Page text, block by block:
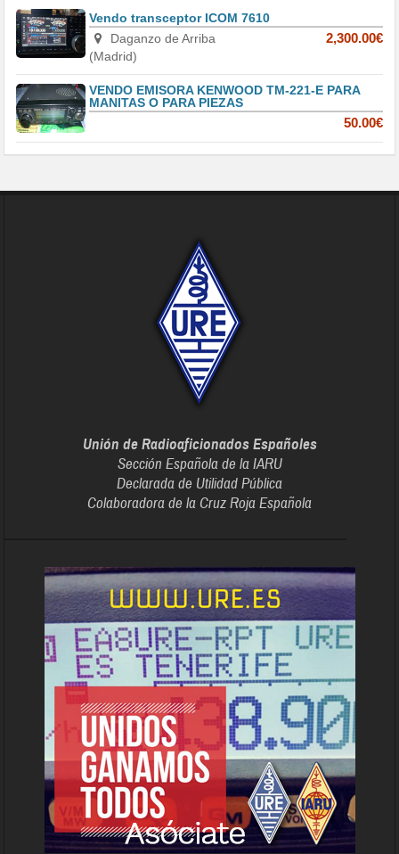
Vendo transceptor ICOM 7610
Daganzo de Arriba
(Madrid)
2,300.00€
VENDO EMISORA KENWOOD TM-221-E PARA
MANITAS O PARA PIEZAS
50.00€
Unión de Radioaficionados Españoles
Sección Española de la IARU
Declarada de Utilidad Pública
Colaboradora de la Cruz Roja Española